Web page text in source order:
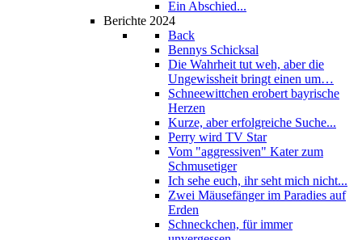
Ein Abschied...
Berichte 2024
Back
Bennys Schicksal
Die Wahrheit tut weh, aber die
Ungewissheit bringt einen um…
Schneewittchen erobert bayrische
Herzen
Kurze, aber erfolgreiche Suche...
Perry wird TV Star
Vom "aggressiven" Kater zum
Schmusetiger
Ich sehe euch, ihr seht mich nicht...
Zwei Mäusefänger im Paradies auf
Erden
Schneckchen, für immer